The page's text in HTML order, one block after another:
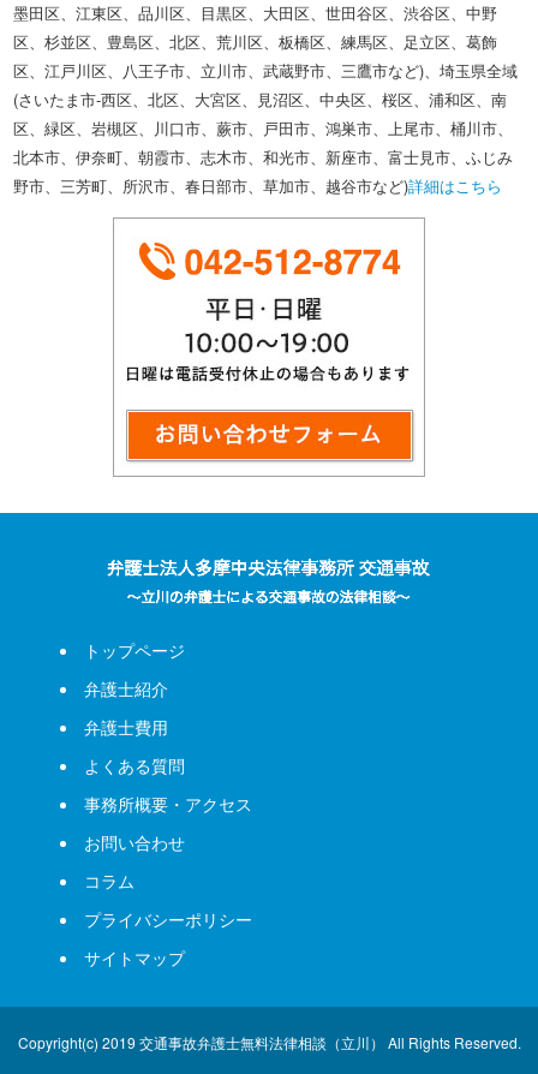
墨田区、江東区、品川区、目黒区、大田区、世田谷区、渋谷区、中野
区、杉並区、豊島区、北区、荒川区、板橋区、練馬区、足立区、葛飾
区、江戸川区、八王子市、立川市、武蔵野市、三鷹市など)、埼玉県全域
(さいたま市-西区、北区、大宮区、見沼区、中央区、桜区、浦和区、南
区、緑区、岩槻区、川口市、蕨市、戸田市、鴻巣市、上尾市、桶川市、
北本市、伊奈町、朝霞市、志木市、和光市、新座市、富士見市、ふじみ
野市、三芳町、所沢市、春日部市、草加市、越谷市など)詳細はこちら
トップページ
弁護士紹介
弁護士費用
よくある質問
事務所概要・アクセス
お問い合わせ
コラム
プライバシーポリシー
サイトマップ
Copyright(c) 2019 交通事故弁護士無料法律相談（立川） All Rights Reserved.